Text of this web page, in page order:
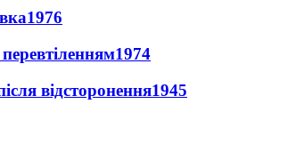
1976
1974
відсторонення1945